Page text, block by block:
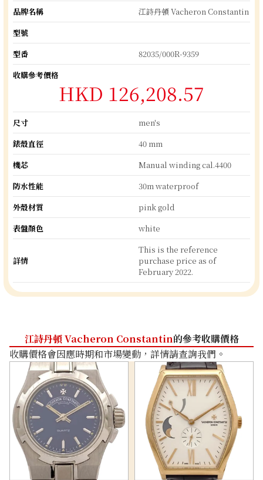
品牌名稱
江詩丹頓 Vacheron Constantin
型號
型番
82035/000R-9359
收購參考價格
HKD 126,208.57
尺寸
men's
錶殼直徑
40 mm
機芯
Manual winding cal.4400
防水性能
30m waterproof
外殼材質
pink gold
表盤顏色
white
詳情
This is the reference
purchase price as of
February 2022.
江詩丹頓 Vacheron Constantin的參考收購價格
收購價格會因應時期和市場變動，詳情請查詢我們。